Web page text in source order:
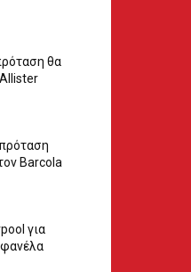
θα
Barcola
για